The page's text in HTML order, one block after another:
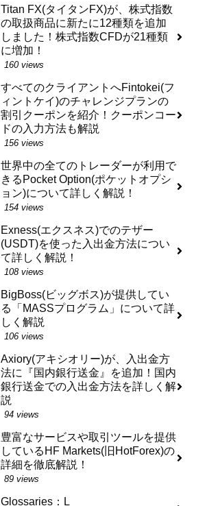
Titan FX(タイタンFX)が、株式指数
の取扱商品に新たに12種類を追加
しました！株式指数CFDが21種類
に増加！
160 views
すべてのクライアントへFintokei(フ
ィントケイ)のチャレンジプランの
割引クーポンを紹介！クーポンコー
ドの入力方法も解説
156 views
世界中の全てのトレーダーが利用で
きるPocket Option(ポケットオプシ
ョン)について詳しく解説！
154 views
Exness(エクスネス)でのテザー
(USDT)を使った入出金方法につい
て詳しく解説！
108 views
BigBoss(ビッグボス)が提供してい
る「MASSプログラム」について詳
しく解説
106 views
Axiory(アキシオリー)が、入出金方
法に『国内銀行送金』を追加！国内
銀行送金での入出金方法を詳しく解
説
94 views
豊富なサービスや取引ツールを提供
しているHF Markets(旧HotForex)の
詳細を徹底解説！
89 views
Glossaries：L